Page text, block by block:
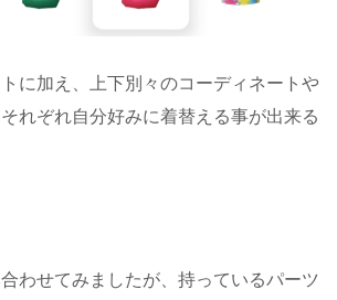
に加え、上下別々のコーディネートや
れぞれ自分好みに着替える事が出来る
わせてみましたが、持っているパーツ